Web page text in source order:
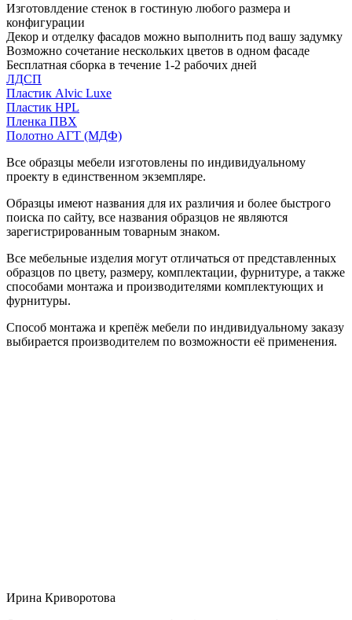
Изготовлдение стенок в гостиную любого размера и
конфигурации
Декор и отделку фасадов можно выполнить под вашу задумку
Возможно сочетание нескольких цветов в одном фасаде
Бесплатная сборка в течение 1-2 рабочих дней
ЛДСП
Пластик Alvic Luxe
Пластик HPL
Пленка ПВХ
Полотно АГТ (МДФ)
Все образцы мебели изготовлены по индивидуальному
проекту в единственном экземпляре.
Образцы имеют названия для их различия и более быстрого
поиска по сайту, все названия образцов не являются
зарегистрированным товарным знаком.
Все мебельные изделия могут отличаться от представленных
образцов по цвету, размеру, комплектации, фурнитуре, а также
способами монтажа и производителями комплектующих и
фурнитуры.
Способ монтажа и крепёж мебели по индивидуальному заказу
выбирается производителем по возможности её применения.
Ирина Криворотова